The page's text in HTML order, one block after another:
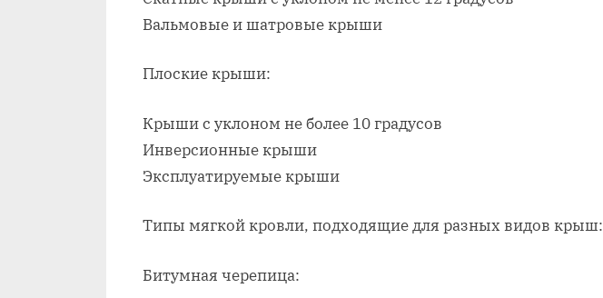
Вальмовые и шатровые крыши
Плоские крыши:
Крыши с уклоном не более 10 градусов
Инверсионные крыши
Эксплуатируемые крыши
Типы мягкой кровли, подходящие для разных видов крыш:
Битумная черепица: